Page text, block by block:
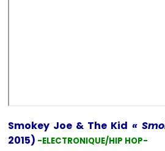
Smokey Joe & The Kid «
2015) -ELECTRONIQUE/HIP HOP-